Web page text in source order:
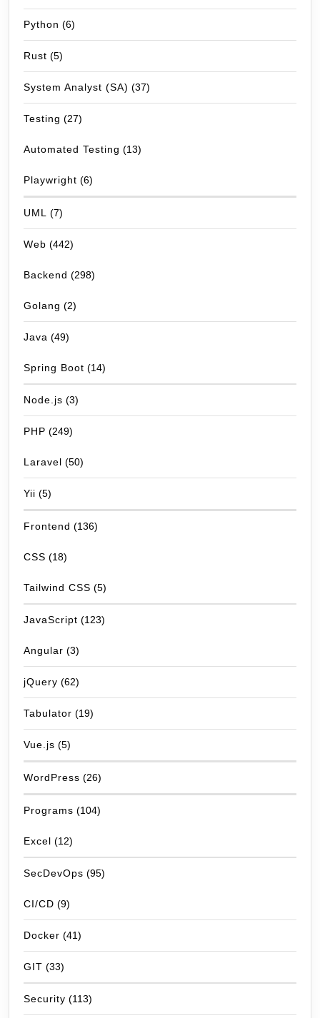
Python (6)
Rust (5)
System Analyst (SA) (37)
Testing (27)
Automated Testing (13)
Playwright (6)
UML (7)
Web (442)
Backend (298)
Golang (2)
Java (49)
Spring Boot (14)
Node.js (3)
PHP (249)
Laravel (50)
Yii (5)
Frontend (136)
CSS (18)
Tailwind CSS (5)
JavaScript (123)
Angular (3)
jQuery (62)
Tabulator (19)
Vue.js (5)
WordPress (26)
Programs (104)
Excel (12)
SecDevOps (95)
CI/CD (9)
Docker (41)
GIT (33)
Security (113)